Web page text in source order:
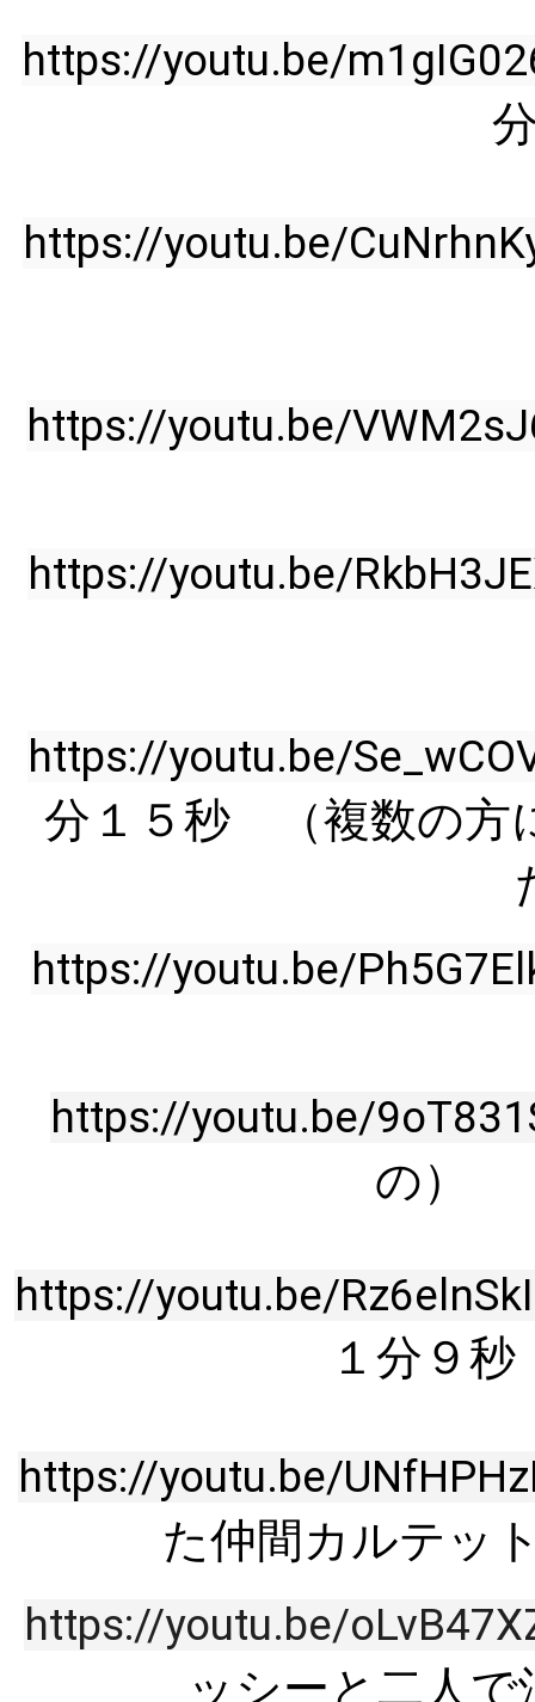
https://youtu.be/
https://youtu.be/
https://youtu.be/
https://youtu.be/
https://youtu.be/
分１５秒 （複数の方
https://youtu.be/
https://youtu.be/
の）
https://youtu.be/
１分９
https://youtu.be/
た仲間カルテ
https://youtu.be/
ッシーと二人